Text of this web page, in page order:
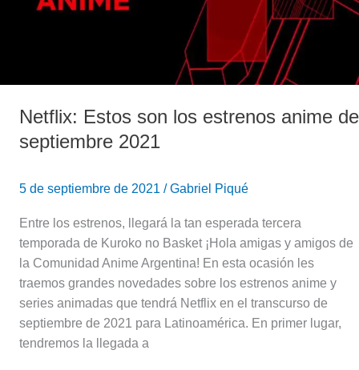
Netflix: Estos son los estrenos anime de
septiembre 2021
5 de septiembre de 2021 /Gabriel Piqué
Entre los estrenos, llegará la tan esperada tercera
temporada de Kuroko no Basket ¡Hola amigas y amigos de
la Comunidad Anime Argentina! En esta ocasión les
traemos grandes novedades sobre los estrenos anime y
series animadas que tendrá Netflix en el transcurso de
septiembre de 2021 para Latinoamérica. En primer lugar,
tendremos la llegada a